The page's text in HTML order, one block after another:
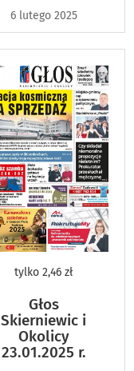
6 lutego 2025
tylko 2,46 zł
Głos
Skierniewic i
Okolicy
23.01.2025 r.